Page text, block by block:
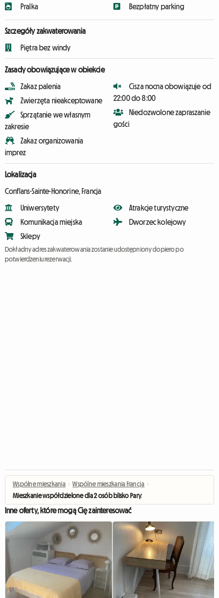
Pralka Bezpłatny parking
Szczegóły zakwaterowania
Piętra bez windy
Zasady obowiązujące w obiekcie
Zakaz palenia
Zwierzęta nieakceptowane
Sprzątanie we własnym
zakresie
Zakaz organizowania
imprez
Cisza nocna obowiązuje od
22:00 do 8:00
Niedozwolone zapraszanie
gości
Lokalizacja
Conflans-Sainte-Honorine, Francja
Uniwersytety
Komunikacja miejska
Sklepy
Atrakcje turystyczne
Dworzec kolejowy
Dokładny adres zakwaterowania zostanie udostępniony dopiero po
potwierdzeniu rezerwacji.
Wspólne mieszkania › Wspólne mieszkania Francja ›
Mieszkanie współdzielone dla 2 osób blisko Paryża (1 wolna sypialnia) z
Inne oferty, które mogą Cię zainteresować